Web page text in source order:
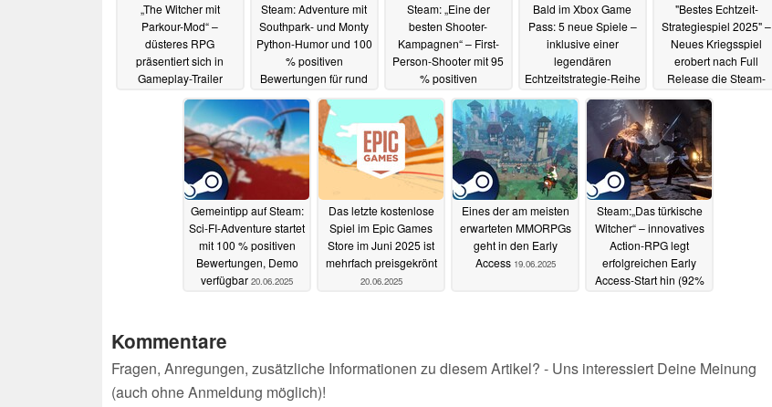
„The Witcher mit
Parkour-Mod“ –
düsteres RPG
präsentiert sich in
Gameplay-Trailer
23.06.2025
Steam: Adventure mit
Southpark- und Monty
Python-Humor und 100
% positiven
Bewertungen für rund
23.06.2025
Steam: „Eine der
besten Shooter-
Kampagnen“ – First-
Person-Shooter mit 95
% positiven
5 Euro zu ergattern
21.06.2025
Bald im Xbox Game
Pass: 5 neue Spiele –
inklusive einer
legendären
Echtzeitstrategie-Reihe
21.06.2025
"Bestes Echtzeit-
Strategiespiel 2025" –
Neues Kriegsspiel
erobert nach Full
Release die Steam-
Gemeintipp auf Steam:
Sci-FI-Adventure startet
mit 100 % positiven
Bewertungen, Demo
verfügbar 20.06.2025
Das letzte kostenlose
Spiel im Epic Games
Store im Juni 2025 ist
mehrfach preisgekrönt
20.06.2025
Eines der am meisten
erwarteten MMORPGs
geht in den Early
Access 19.06.2025
Steam:„Das türkische
Witcher“ – innovatives
Action-RPG legt
erfolgreichen Early
Access-Start hin (92%
Kommentare
Fragen, Anregungen, zusätzliche Informationen zu diesem Artikel? - Uns interessiert Deine Meinung
(auch ohne Anmeldung möglich)!